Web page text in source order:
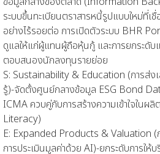
ระบบขึ้นทะเบียนตราสารหนี้รูปแบบใหม่ที่เ
อย่างไร้รอยต่อ การเปิดตัวระบบ BHR
ดูแลให้แก่ผู้แทนผู้ถือหุ้นกู้ และการยกระดั
ตอบสนองนักลงทุนรายย่อย
S: Sustainability & Education (การส่ง
รู้)-จัดตั้งศูนย์กลางข้อมูล ESG Bond
ICMA ควบคู่กับการสร้างความเข้าใจใน
Literacy)
E: Expanded Products & Valuation
การประเมินมูลค่าด้วย AI)-ยกระดับการให้